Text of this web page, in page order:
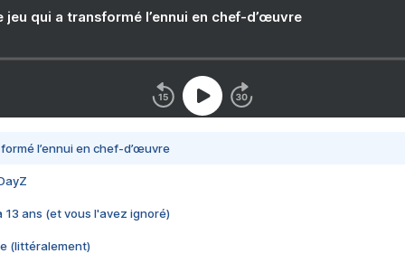
jeu qui a transformé l’ennui en chef-d’œuvre
l’ennui en chef-d’œuvre
13 ans (et vous l'avez ignoré)
(littéralement)